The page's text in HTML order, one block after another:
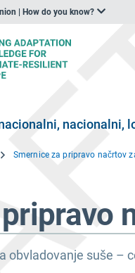
| How do you know?
nacionalni,
obvladovanje suše –